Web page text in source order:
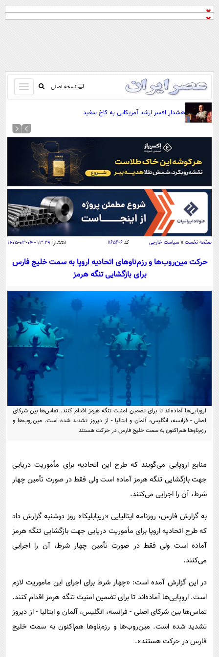
نسخه اصلی
باز
و
کردن
منو
صفحه اول
نظرسنجی
آب و هوا
سواد زندگی
سیاسی
اقتصاد
خودرو
جامعه
اجتماعی
حوادث
سلامت
یک برش دانایی
محیط زیست
ورزشی
بین الملل
سیاست خارجی
فرهنگ و هنر
علم و دانش
فناوری و It
علمی
قرآن
گوناگون
سرگرمی
مجله تصویری سلاح
ورزش
سیاست
فناوری
گوناگون
محیط زیست
سلامت
اجتماعی
حیات وحش
سیاست خارجی
خواندنی ها و دیدنی ها
داستان کوتاه
روانشناسی
آشپزی
آموزش زبان
هشدار افسر ارشد آمریکایی به کاخ سفید
صفحه نخست » سیاست خارجی کد۱۱۶۵۶۰۶ انتشار: ۱۳:۲۹ - ۰۴-۰۳-۱۴۰۵
حرکت مین‌روب‌ها و رزم‌ناوهای اتحادیه اروپا به سمت خلیج فارس
برای بازگشایی تنگه هرمز
اروپایی‌ها آماده‌اند تا برای تضمین امنیت تنگه هرمز اقدام کنند. تماس‌ها بین شرکای
اصلی - فرانسه، انگلیس، آلمان و ایتالیا - از دیروز تشدید شده است. مین‌روب‌ها و
رزم‌ناوها هم‌اکنون به سمت خلیج فارس در حرکت هستند
منابع اروپایی می‌گویند که طرح این اتحادیه برای مأموریت دریایی
جهت بازگشایی تنگه هرمز آماده است ولی فقط در صورت تأمین چهار
شرط، آن را اجرایی می‌کنند.
به گزارش فارس، روزنامه ایتالیایی «ریپابلیکا» روز دوشنبه گزارش داد
که طرح اتحادیه اروپا برای مأموریت دریایی جهت بازگشایی تنگه هرمز
آماده است ولی فقط در صورت تأمین چهار شرط، آن را اجرایی
می‌کنند.
در این گزارش آمده است: «چهار شرط برای اجرای این ماموریت لازم
است. اروپایی‌ها آماده‌اند تا برای تضمین امنیت تنگه هرمز اقدام کنند.
تماس‌ها بین شرکای اصلی - فرانسه، انگلیس، آلمان و ایتالیا - از دیروز
تشدید شده است. مین‌روب‌ها و رزم‌ناوها هم‌اکنون به سمت خلیج
فارس در حرکت هستند».